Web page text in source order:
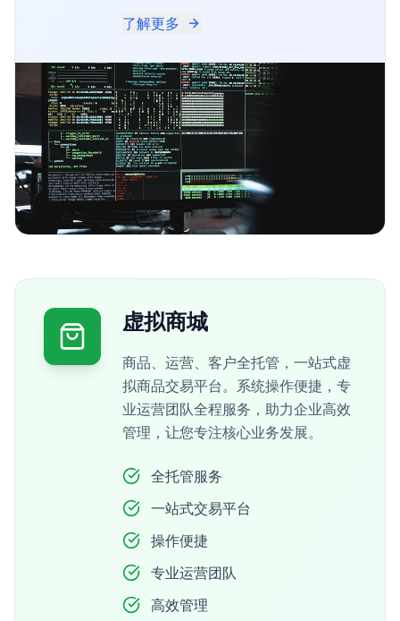
了解更多
虚拟商城
商品、运营、客户全托管，一站式虚
拟商品交易平台。系统操作便捷，专
业运营团队全程服务，助力企业高效
管理，让您专注核心业务发展。
全托管服务
一站式交易平台
操作便捷
专业运营团队
高效管理